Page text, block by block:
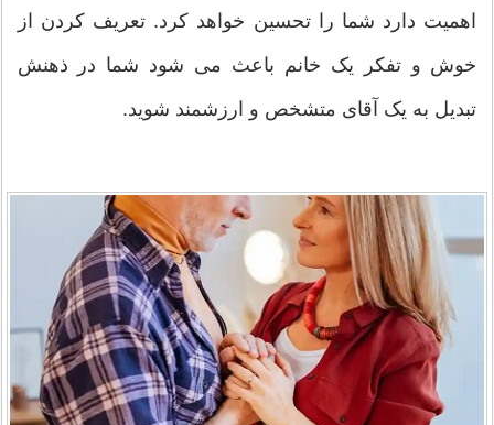
اهمیت دارد شما را تحسین خواهد کرد. تعریف کردن از
خوش و تفکر یک خانم باعث می شود شما در ذهنش
تبدیل به یک آقای متشخص و ارزشمند شوید.